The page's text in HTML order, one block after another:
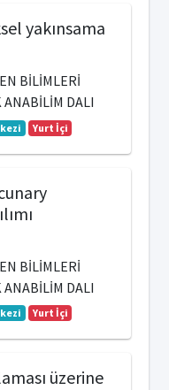
yakınsama
BİLİMLERİ
DALI
Yurt İçi
BİLİMLERİ
DALI
Yurt İçi
üzerine